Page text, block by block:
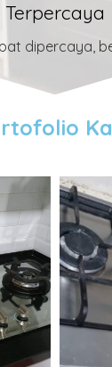
Terpercaya
dipercaya,